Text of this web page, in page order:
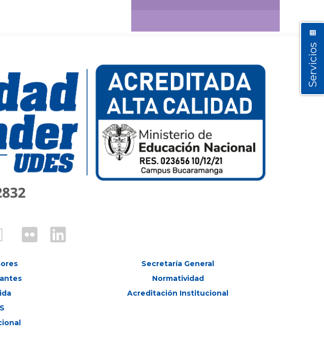
Secretaría General
Normatividad
Acreditación Institucional
Servicios